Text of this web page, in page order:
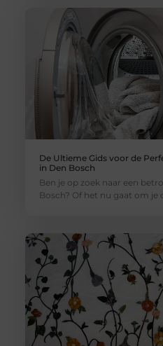
De Ultieme Gids voor de
in Den Bosch
Ben je op zoek naar een
Bosch? Of het nu gaat om je